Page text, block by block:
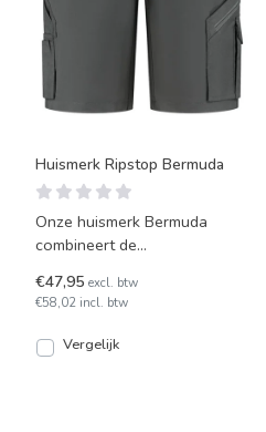
Huismerk Ripstop Bermuda
Onze huismerk Bermuda
combineert de
ripstop met de ongekende
bewegingsvrij
€47,95 excl. btw
€58,02 incl. btw
Vergelijk